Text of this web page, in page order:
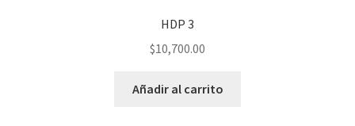
HDP 3
$10,700.00
Añadir al carrito